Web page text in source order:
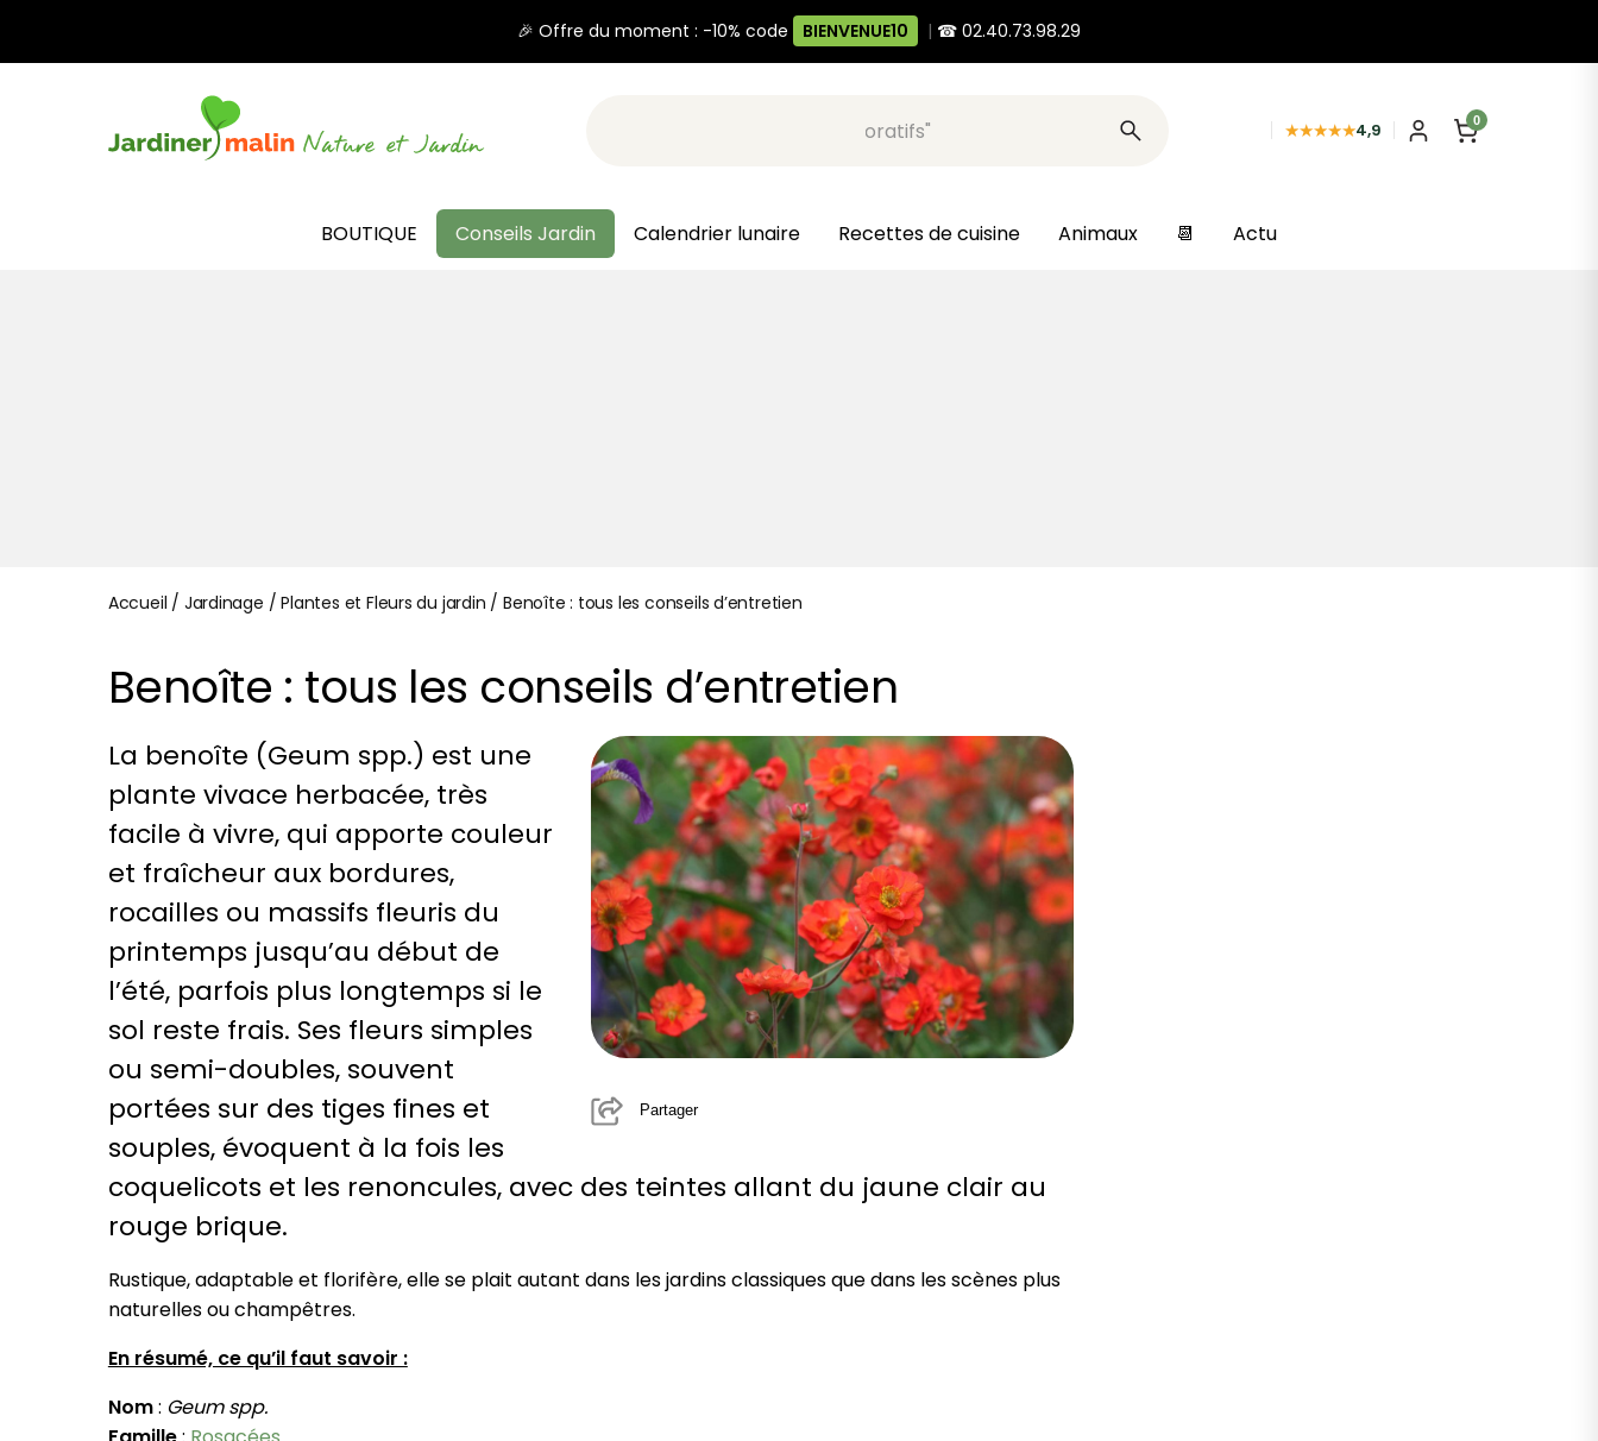
🎉 Offre du moment : -10% code BIENVENUE10 | ☎ 02.40.73.98.29
Recherche, ex: "pots décoratifs" ★★★★★4,9 0
BOUTIQUE Conseils Jardin Calendrier lunaire Recettes de cuisine Animaux 📆 Actu
Accueil / Jardinage /Plantes et Fleurs du jardin / Benoîte : tous les conseils d’entretien
Benoîte : tous les conseils d’entretien
Partager
La benoîte (Geum spp.) est une
plante vivace herbacée, très
facile à vivre, qui apporte couleur
et fraîcheur aux bordures,
rocailles ou massifs fleuris du
printemps jusqu’au début de
l’été, parfois plus longtemps si le
sol reste frais. Ses fleurs simples
ou semi-doubles, souvent
portées sur des tiges fines et
souples, évoquent à la fois les
coquelicots et les renoncules, avec des teintes allant du jaune clair au
rouge brique.
Rustique, adaptable et florifère, elle se plait autant dans les jardins classiques que dans les scènes plus
naturelles ou champêtres.
En résumé, ce qu’il faut savoir :
Nom: Geum spp.